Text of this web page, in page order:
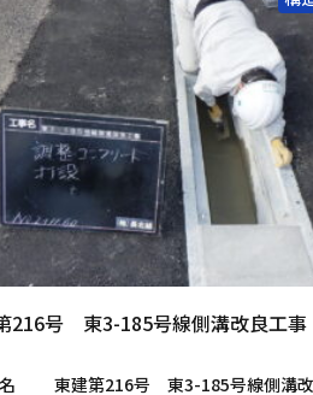
216号 東3-185号線側溝改良工事
東建第216号 東3-185号線側溝